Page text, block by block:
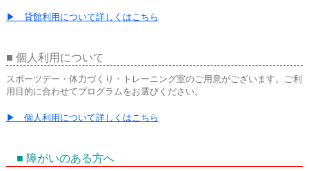
▶ 貸館利用について詳しくはこちら
■ 個人利用について
スポーツデー・体力づくり・トレーニング室のご用意がございます。ご利
用目的に合わせてプログラムをお選びください。
▶ 個人利用について詳しくはこちら
■ 障がいのある方へ